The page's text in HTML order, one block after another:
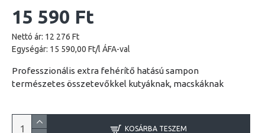
15 590 Ft
Nettó ár: 12 276 Ft
Egységár: 15 590,00 Ft/l ÁFA-val
Professzionális extra fehérítő hatású sampon
természetes összetevőkkel kutyáknak, macskáknak
KOSÁRBA TESZEM